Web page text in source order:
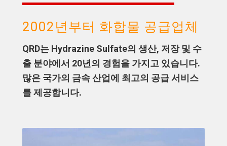
2002년부터 화합물 공급업체
QRD는 Hydrazine Sulfate의 생산, 저장 및 수
출 분야에서 20년의 경험을 가지고 있습니다.
많은 국가의 금속 산업에 최고의 공급 서비스
를 제공합니다.